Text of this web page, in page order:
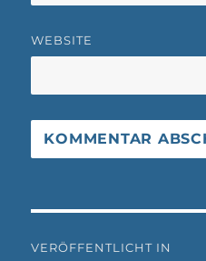
WEBSITE
VERÖFFENTLICHT IN